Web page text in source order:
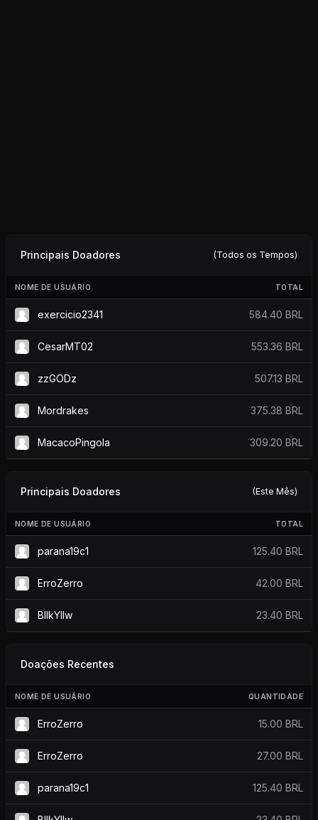
Principais Doadores (Todos os Tempos)
NOME DE USUÁRIO TOTAL
exercicio2341 584.40 BRL
CesarMT02 553.36 BRL
zzGODz 507.13 BRL
Mordrakes 375.38 BRL
MacacoPingola 309.20 BRL
Principais Doadores (Este Mês)
NOME DE USUÁRIO TOTAL
parana19c1 125.40 BRL
ErroZerro 42.00 BRL
BllkYllw 23.40 BRL
Doações Recentes
NOME DE USUÁRIO QUANTIDADE
ErroZerro 15.00 BRL
ErroZerro 27.00 BRL
parana19c1 125.40 BRL